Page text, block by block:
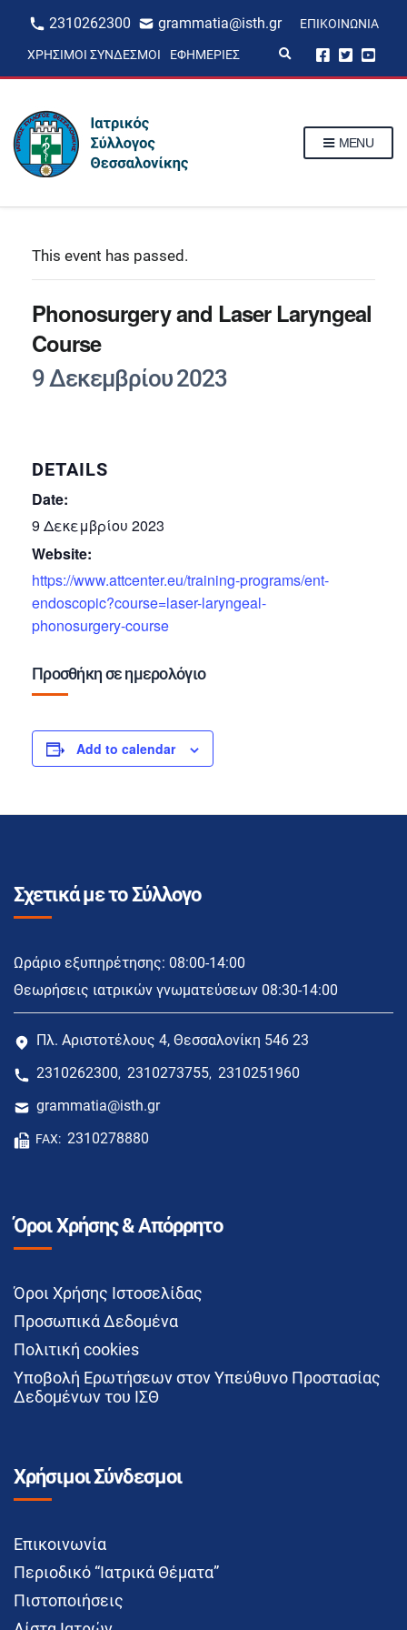
2310262300 grammatia@isth.gr ΕΠΙΚΟΙΝΩΝΊΑ
ΧΡΉΣΙΜΟΙ ΣΎΝΔΕΣΜΟΙ ΕΦΗΜΕΡΊΕΣ
p
MENU
This event has passed.
Phonosurgery and Laser Laryngeal
Course
9 Δεκεμβρίου 2023
DETAILS
Date:
9 Δεκεμβρίου 2023
Website:
https://www.attcenter.eu/training-programs/ent-
endoscopic?course=laser-laryngeal-
phonosurgery-course
Προσθήκη σε ημερολόγιο
Add to calendar
Σχετικά με το Σύλλογο
Ωράριο εξυπηρέτησης: 08:00-14:00
Θεωρήσεις ιατρικών γνωματεύσεων 08:30-14:00
Πλ. Αριστοτέλους 4, Θεσσαλονίκη 546 23
2310262300, 2310273755, 2310251960
grammatia@isth.gr
FAX: 2310278880
Όροι Χρήσης & Απόρρητο
Όροι Χρήσης Ιστοσελίδας
Προσωπικά Δεδομένα
Πολιτική cookies
Υποβολή Ερωτήσεων στον Υπεύθυνο Προστασίας
Δεδομένων του ΙΣΘ
Χρήσιμοι Σύνδεσμοι
Επικοινωνία
Περιοδικό “Ιατρικά Θέματα”
Πιστοποιήσεις